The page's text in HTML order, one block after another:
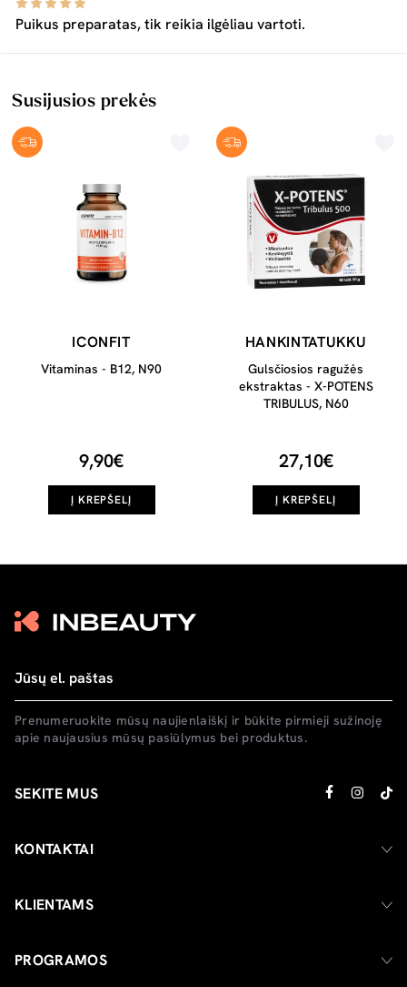
Puikus preparatas, tik reikia ilgėliau vartoti.
Susijusios prekės
ICONFIT
Vitaminas - B12, N90
9,90€
Į KREPŠELĮ
HANKINTATUKKU
Gulsčiosios ragužės
ekstraktas - X-POTENS
TRIBULUS, N60
27,10€
Į KREPŠELĮ
Prenumeruokite mūsų naujienlaiškį ir būkite pirmieji sužinoję
apie naujausius mūsų pasiūlymus bei produktus.
SEKITE MUS
KONTAKTAI
KLIENTAMS
PROGRAMOS